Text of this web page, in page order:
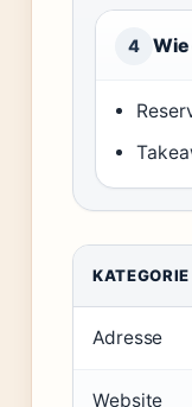
4
KATEGORIE
Adresse
Website